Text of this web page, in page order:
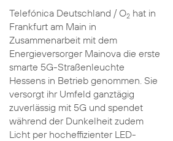
Telefónica Deutschland / O2hat in
Frankfurt am Main in
Zusammenarbeit mit dem
Energieversorger Mainova die erste
smarte 5G-Straßenleuchte
Hessens in Betrieb genommen. Sie
versorgt ihr Umfeld ganztägig
zuverlässig mit 5G und spendet
während der Dunkelheit zudem
Licht per hocheffizienter LED-